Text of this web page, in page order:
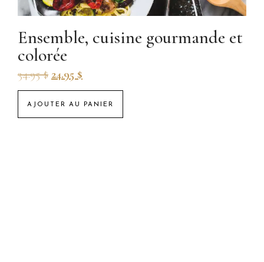
Ensemble, cuisine gourmande et
colorée
34.95$ 24.95 $
AJOUTER AU PANIER